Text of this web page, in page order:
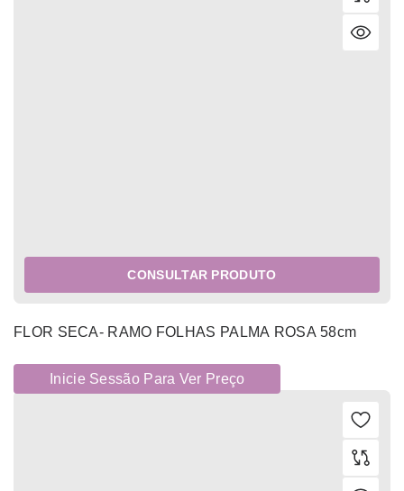
CONSULTAR PRODUTO
FLOR SECA- RAMO FOLHAS PALMA ROSA 58cm
Inicie Sessão Para Ver Preço